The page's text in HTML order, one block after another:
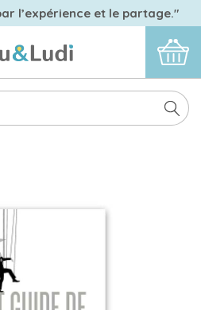
l’expérience et le partage."